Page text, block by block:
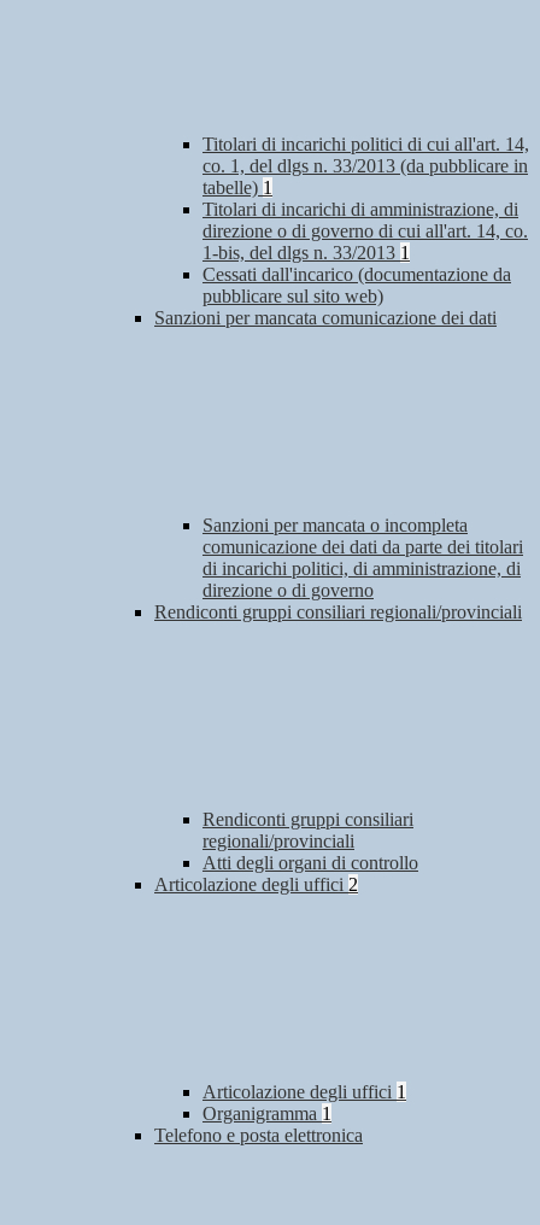
Titolari di incarichi politici di cui all'art. 14,
co. 1, del dlgs n. 33/2013 (da pubblicare in
tabelle) 1
Titolari di incarichi di amministrazione, di
direzione o di governo di cui all'art. 14, co.
1-bis, del dlgs n. 33/2013 1
Cessati dall'incarico (documentazione da
pubblicare sul sito web)
Sanzioni per mancata comunicazione dei dati
Sanzioni per mancata o incompleta
comunicazione dei dati da parte dei titolari
di incarichi politici, di amministrazione, di
direzione o di governo
Rendiconti gruppi consiliari regionali/provinciali
Rendiconti gruppi consiliari
regionali/provinciali
Atti degli organi di controllo
Articolazione degli uffici 2
Articolazione degli uffici 1
Organigramma 1
Telefono e posta elettronica